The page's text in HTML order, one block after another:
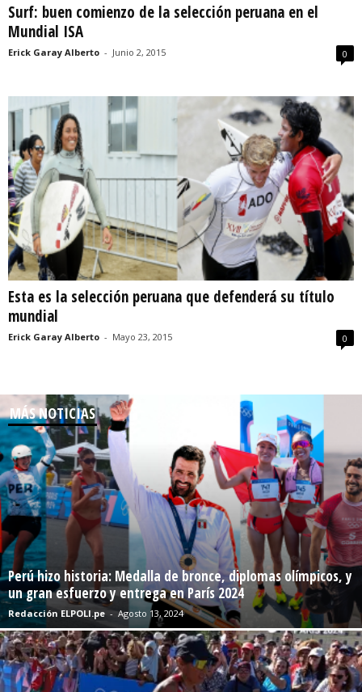
Surf: buen comienzo de la selección peruana en el
Mundial ISA
Erick Garay Alberto - Junio 2, 2015 0
Esta es la selección peruana que defenderá su título
mundial
Erick Garay Alberto - Mayo 23, 2015 0
MÁS NOTICIAS
Perú hizo historia: Medalla de bronce, diplomas olímpicos, y
un gran esfuerzo y entrega en París 2024
Redacción ELPOLI.pe - Agosto 13, 2024